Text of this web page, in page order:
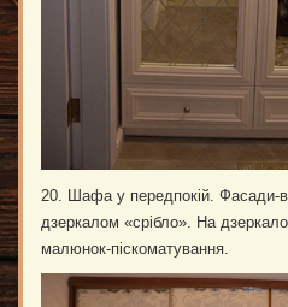
20. Шафа у передпокій. Фасади-
дзеркалом «срібло». На
малюнок-піскоматування.